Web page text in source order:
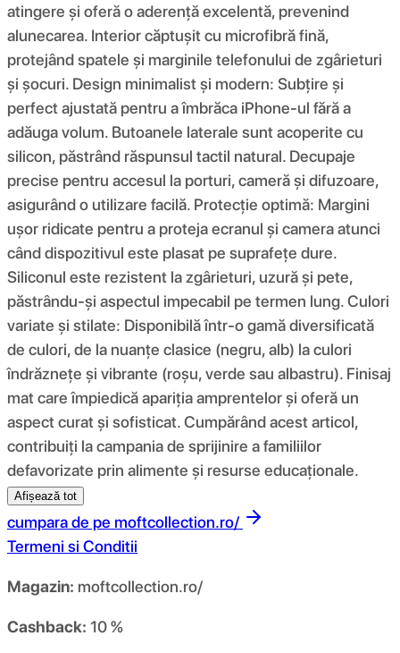
atingere și oferă o aderență excelentă, prevenind
alunecarea. Interior căptușit cu microfibră fină,
protejând spatele și marginile telefonului de zgârieturi
și șocuri. Design minimalist și modern: Subțire și
perfect ajustată pentru a îmbrăca iPhone-ul fără a
adăuga volum. Butoanele laterale sunt acoperite cu
silicon, păstrând răspunsul tactil natural. Decupaje
precise pentru accesul la porturi, cameră și difuzoare,
asigurând o utilizare facilă. Protecție optimă: Margini
ușor ridicate pentru a proteja ecranul și camera atunci
când dispozitivul este plasat pe suprafețe dure.
Siliconul este rezistent la zgârieturi, uzură și pete,
păstrându-și aspectul impecabil pe termen lung. Culori
variate și stilate: Disponibilă într-o gamă diversificată
de culori, de la nuanțe clasice (negru, alb) la culori
îndrăznețe și vibrante (roșu, verde sau albastru). Finisaj
mat care împiedică apariția amprentelor și oferă un
aspect curat și sofisticat. Cumpărând acest articol,
contribuiți la campania de sprijinire a familiilor
defavorizate prin alimente și resurse educaționale.
Afișează tot
cumpara de pe moftcollection.ro/
Termeni si Conditii
Magazin: moftcollection.ro/
Cashback: 10 %